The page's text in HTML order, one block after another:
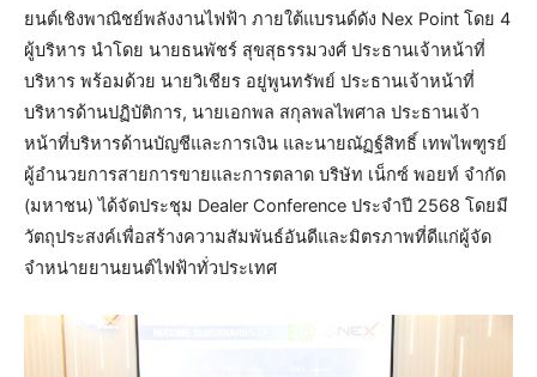
ยนต์เชิงพาณิชย์พลังงานไฟฟ้า ภายใต้แบรนด์ดัง Nex Point โดย 4
ผู้บริหาร นำโดย นายธนพัชร์ สุขสุธรรมวงศ์ ประธานเจ้าหน้าที่
บริหาร พร้อมด้วย นายวิเชียร อยู่พูนทรัพย์ ประธานเจ้าหน้าที่
บริหารด้านปฏิบัติการ, นายเอกพล สกุลพลไพศาล ประธานเจ้า
หน้าที่บริหารด้านบัญชีและการเงิน และนายณัฏฐ์สิทธิ์ เทพไพฑูรย์
ผู้อำนวยการสายการขายและการตลาด บริษัท เน็กซ์ พอยท์ จำกัด
(มหาชน) ได้จัดประชุม Dealer Conference ประจำปี 2568 โดยมี
วัตถุประสงค์เพื่อสร้างความสัมพันธ์อันดีและมิตรภาพที่ดีแก่ผู้จัด
จำหน่ายยานยนต์ไฟฟ้าทั่วประเทศ